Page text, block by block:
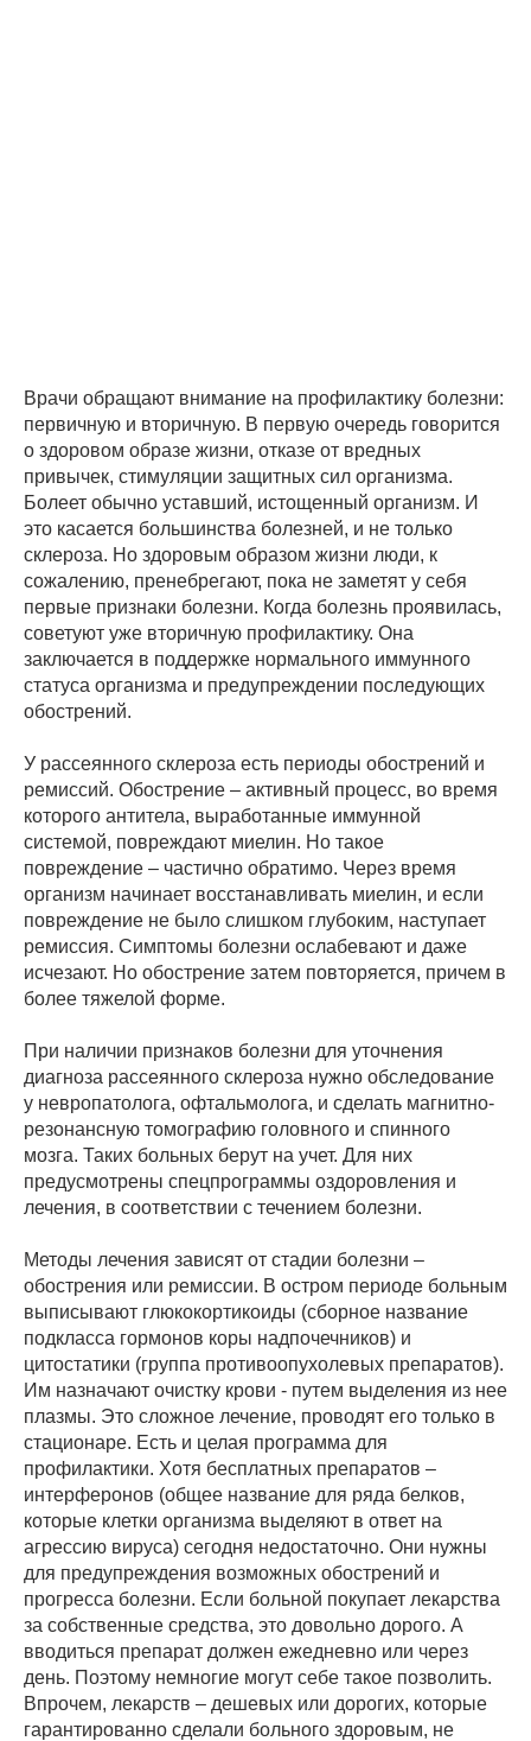
Врачи обращают внимание на профилактику болезни:
первичную и вторичную. В первую очередь говорится
о здоровом образе жизни, отказе от вредных
привычек, стимуляции защитных сил организма.
Болеет обычно уставший, истощенный организм. И
это касается большинства болезней, и не только
склероза. Но здоровым образом жизни люди, к
сожалению, пренебрегают, пока не заметят у себя
первые признаки болезни. Когда болезнь проявилась,
советуют уже вторичную профилактику. Она
заключается в поддержке нормального иммунного
статуса организма и предупреждении последующих
обострений.
У рассеянного склероза есть периоды обострений и
ремиссий. Обострение – активный процесс, во время
которого антитела, выработанные иммунной
системой, повреждают миелин. Но такое
повреждение – частично обратимо. Через время
организм начинает восстанавливать миелин, и если
повреждение не было слишком глубоким, наступает
ремиссия. Симптомы болезни ослабевают и даже
исчезают. Но обострение затем повторяется, причем в
более тяжелой форме.
При наличии признаков болезни для уточнения
диагноза рассеянного склероза нужно обследование
у невропатолога, офтальмолога, и сделать магнитно-
резонансную томографию головного и спинного
мозга. Таких больных берут на учет. Для них
предусмотрены спецпрограммы оздоровления и
лечения, в соответствии с течением болезни.
Методы лечения зависят от стадии болезни –
обострения или ремиссии. В остром периоде больным
выписывают глюкокортикоиды (сборное название
подкласса гормонов коры надпочечников) и
цитостатики (группа противоопухолевых препаратов).
Им назначают очистку крови - путем выделения из нее
плазмы. Это сложное лечение, проводят его только в
стационаре. Есть и целая программа для
профилактики. Хотя бесплатных препаратов –
интерферонов (общее название для ряда белков,
которые клетки организма выделяют в ответ на
агрессию вируса) сегодня недостаточно. Они нужны
для предупреждения возможных обострений и
прогресса болезни. Если больной покупает лекарства
за собственные средства, это довольно дорого. А
вводиться препарат должен ежедневно или через
день. Поэтому немногие могут себе такое позволить.
Впрочем, лекарств – дешевых или дорогих, которые
гарантированно сделали больного здоровым, не